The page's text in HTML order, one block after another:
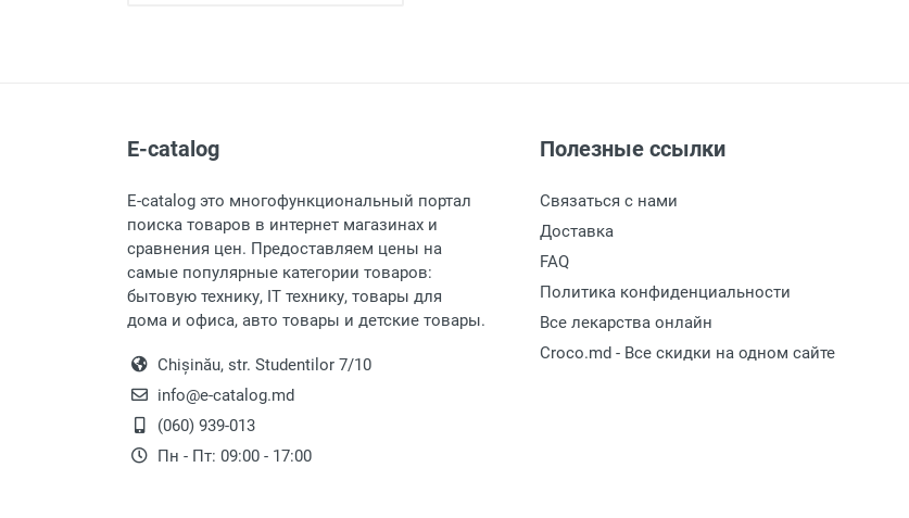
E-catalog
E-catalog это многофункциональный портал
поиска товаров в интернет магазинах и
сравнения цен. Предоставляем цены на
самые популярные категории товаров:
бытовую технику, IT технику, товары для
дома и офиса, авто товары и детские товары.
Chișinău, str. Studentilor 7/10
info@e-catalog.md
(060) 939-013
Пн - Пт: 09:00 - 17:00
Полезные ссылки
Связаться с нами
Доставка
FAQ
Политика конфиденциальности
Все лекарства онлайн
Croco.md - Все скидки на одном сайте